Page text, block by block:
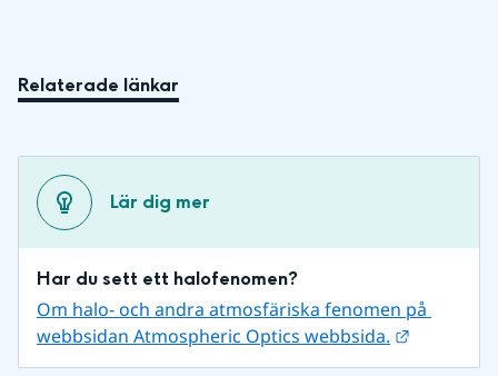
Relaterade länkar
Lär dig mer
Har du sett ett halofenomen?
Om halo- och andra atmosfäriska fenomen på
webbsidan Atmospheric Optics webbsida.